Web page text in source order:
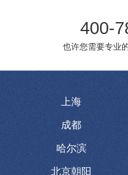
400-
也许您需要专业
上海
成都
哈尔滨
北京朝阳